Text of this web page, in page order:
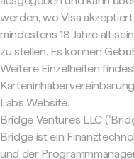
werden, wo Visa
mindestens 18 Jahre alt
zu stellen. Es können
Weitere Einzelheiten
Labs Website.
Bridge Ventures LLC
Bridge ist ein
und der